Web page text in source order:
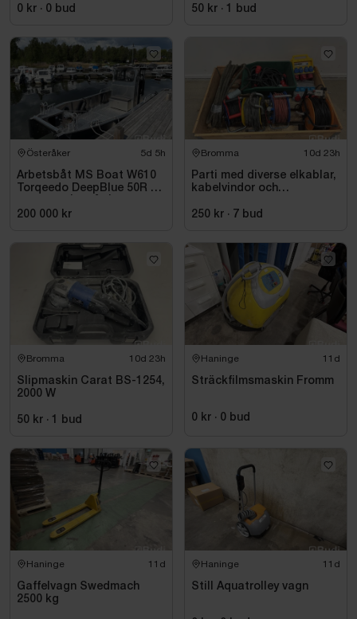
0 kr · 0 bud 50 kr · 1 bud
Österåker 5d 5h
Arbetsbåt MS Boat W610
Torqeedo DeepBlue 50R 50
meter
200 000 kr
Bromma 10d 23h
Parti med diverse elkablar,
kabelvindor och
250 kr · 7 bud
Bromma 10d 23h
Slipmaskin Carat BS-1254,
2000 W
50 kr · 1 bud
Haninge 11d
Sträckfilmsmaskin Fromm
0 kr · 0 bud
Haninge 11d
Gaffelvagn Swedmach
2500 kg
Haninge 11d
Still Aquatrolley vagn